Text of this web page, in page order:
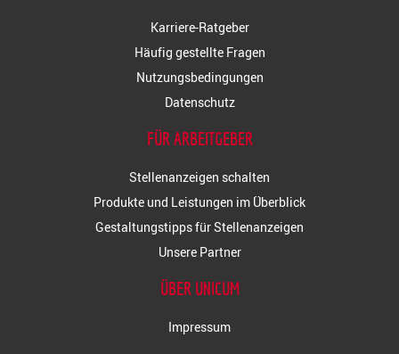
Karriere-Ratgeber
Häufig gestellte Fragen
Nutzungsbedingungen
Datenschutz
FÜR ARBEITGEBER
Stellenanzeigen schalten
Produkte und Leistungen im Überblick
Gestaltungstipps für Stellenanzeigen
Unsere Partner
ÜBER UNICUM
Impressum